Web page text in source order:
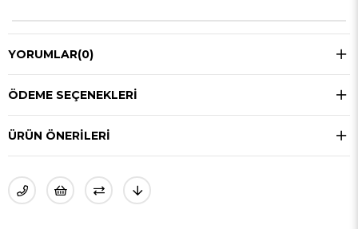
YORUMLAR(0)
ÖDEME SEÇENEKLERI
ÜRÜN ÖNERILERI